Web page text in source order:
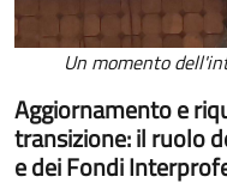
Un momento
Aggiornamento e
transizione: il ruolo
e dei Fondi